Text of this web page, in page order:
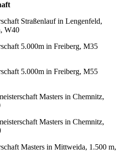
Straßenlauf in Lengenfeld,
W40
5.000m in Freiberg, M35
5.000m in Freiberg, M55
Masters in Chemnitz,
Masters in Chemnitz,
Masters in Mittweida, 1.500 m,